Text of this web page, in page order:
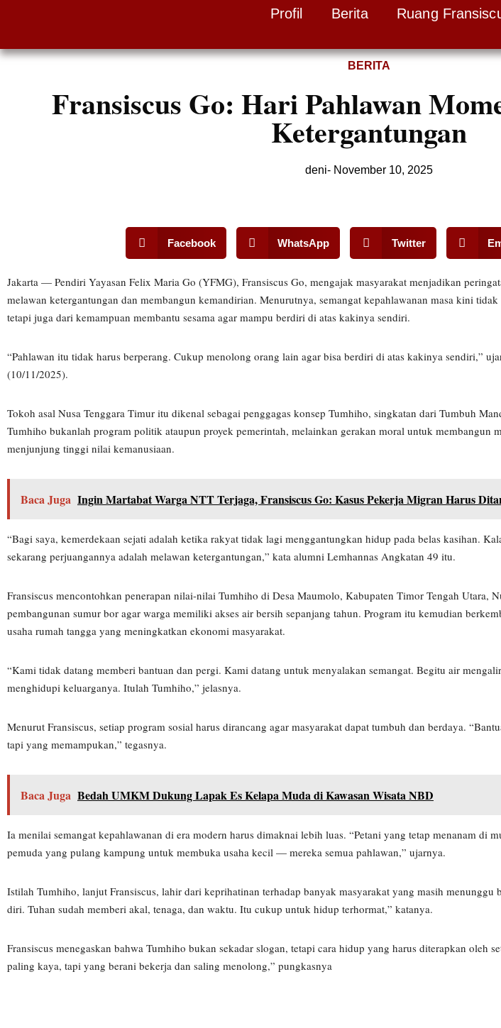
to
Profil Berita Ruang
BERITA
Fransiscus Go: Hari Pahlawan
Ketergantungan
deni- November 10, 2025
Facebook WhatsApp Twitter
Jakarta — Pendiri Yayasan Felix Maria Go (YFMG), Fransiscus Go, mengajak masyarakat menjadikan
melawan ketergantungan dan membangun kemandirian. Menurutnya, semangat kepahlawanan masa kini
tetapi juga dari kemampuan membantu sesama agar mampu berdiri di atas kakinya sendiri.
“Pahlawan itu tidak harus berperang. Cukup menolong orang lain agar bisa berdiri di atas kakinya sendiri,”
(10/11/2025).
Tokoh asal Nusa Tenggara Timur itu dikenal sebagai penggagas konsep Tumhiho, singkatan dari Tumbuh
Tumhiho bukanlah program politik ataupun proyek pemerintah, melainkan gerakan moral untuk membangun
menjunjung tinggi nilai kemanusiaan.
Baca Juga Ingin Martabat Warga NTT Terjaga, Fransiscus Go: Kasus Pekerja Migran Harus
“Bagi saya, kemerdekaan sejati adalah ketika rakyat tidak lagi menggantungkan hidup pada belas kasihan.
sekarang perjuangannya adalah melawan ketergantungan,” kata alumni Lemhannas Angkatan 49 itu.
Fransiscus mencontohkan penerapan nilai-nilai Tumhiho di Desa Maumolo, Kabupaten Timor Tengah Utara,
pembangunan sumur bor agar warga memiliki akses air bersih sepanjang tahun. Program itu kemudian
usaha rumah tangga yang meningkatkan ekonomi masyarakat.
“Kami tidak datang memberi bantuan dan pergi. Kami datang untuk menyalakan semangat. Begitu air
menghidupi keluarganya. Itulah Tumhiho,” jelasnya.
Menurut Fransiscus, setiap program sosial harus dirancang agar masyarakat dapat tumbuh dan berdaya.
tapi yang memampukan,” tegasnya.
Baca Juga Bedah UMKM Dukung Lapak Es Kelapa Muda di Kawasan Wisata NBD
Ia menilai semangat kepahlawanan di era modern harus dimaknai lebih luas. “Petani yang tetap menanam di
pemuda yang pulang kampung untuk membuka usaha kecil — mereka semua pahlawan,” ujarnya.
Istilah Tumhiho, lanjut Fransiscus, lahir dari keprihatinan terhadap banyak masyarakat yang masih menunggu
diri. Tuhan sudah memberi akal, tenaga, dan waktu. Itu cukup untuk hidup terhormat,” katanya.
Fransiscus menegaskan bahwa Tumhiho bukan sekadar slogan, tetapi cara hidup yang harus diterapkan oleh
paling kaya, tapi yang berani bekerja dan saling menolong,” pungkasnya